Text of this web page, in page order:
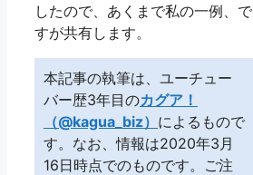
したので、あくまで私の一例、で
すが共有します。
本記事の執筆は、ユーチュー
バー歴3年目のカグア！
（@kagua_biz） によるもので
す。なお、情報は2020年3月
16日時点でのものです。ご注